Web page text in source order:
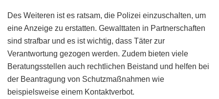
Des Weiteren ist es ratsam, die Polizei einzuschalten, um
eine Anzeige zu erstatten. Gewalttaten in Partnerschaften
sind strafbar und es ist wichtig, dass Täter zur
Verantwortung gezogen werden. Zudem bieten viele
Beratungsstellen auch rechtlichen Beistand und helfen bei
der Beantragung von Schutzmaßnahmen wie
beispielsweise einem Kontaktverbot.